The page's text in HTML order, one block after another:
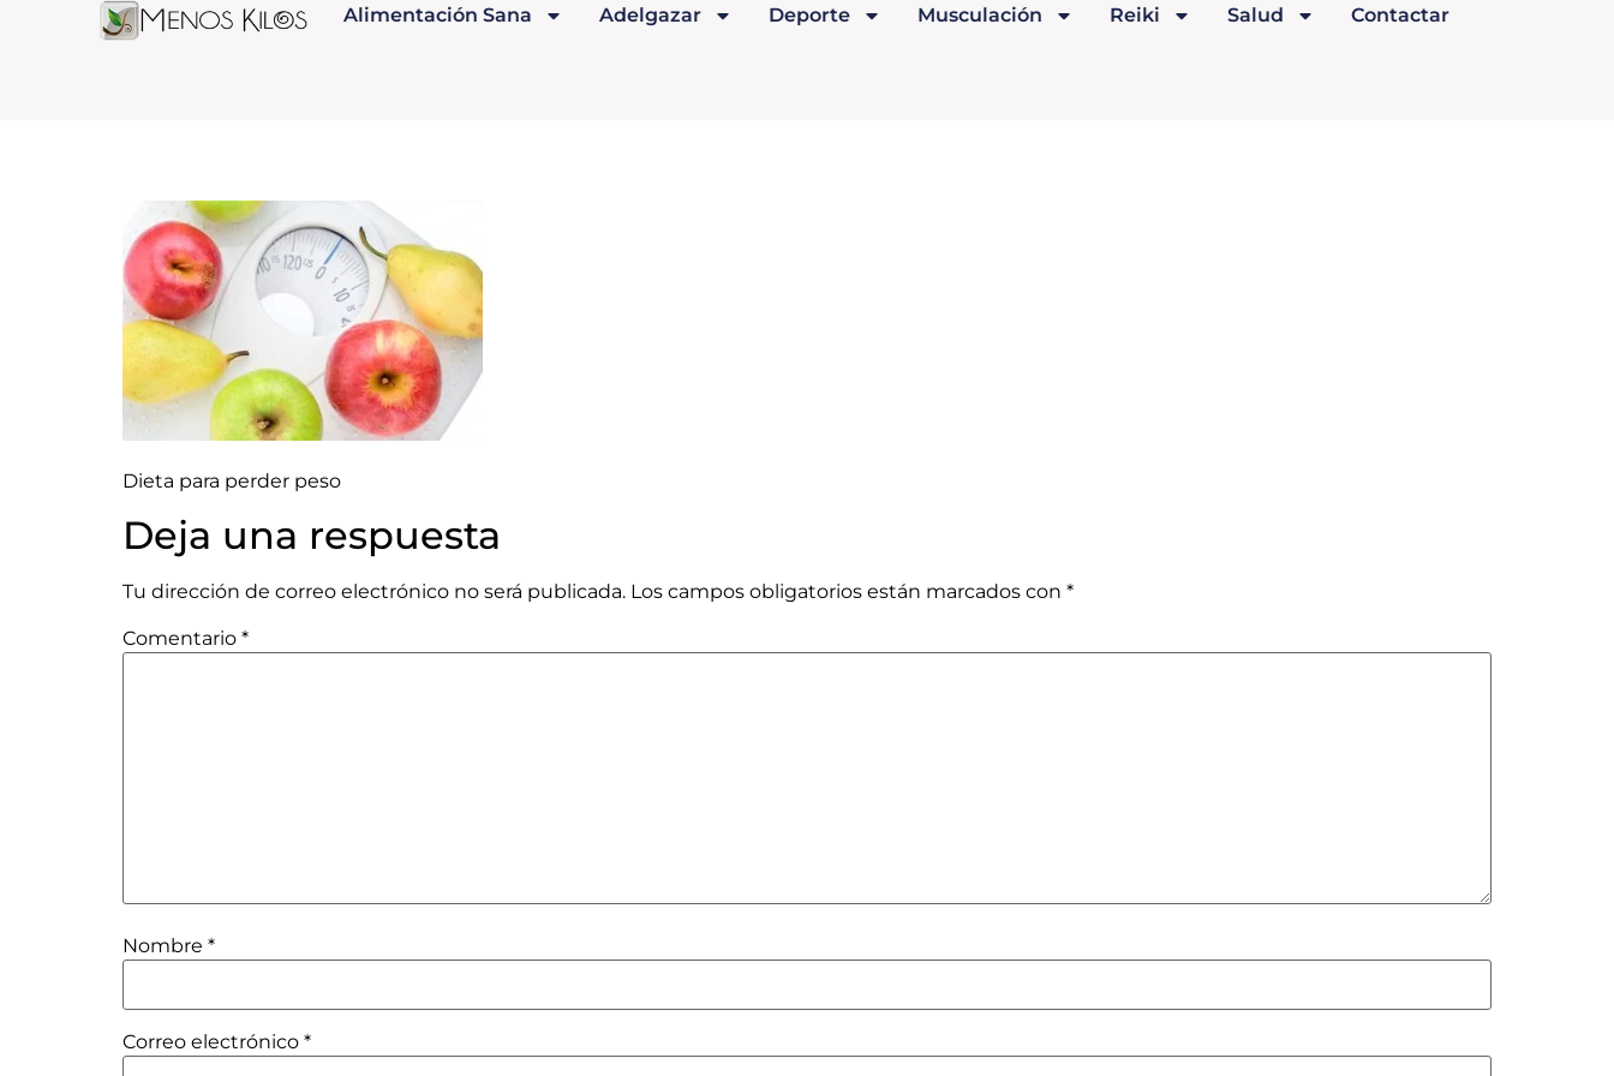
Alimentación Sana Adelgazar Deporte Musculación Reiki Salud Contactar
Dieta para perder peso
Deja una respuesta
Tu dirección de correo electrónico no será publicada. Los campos obligatorios están marcados con *
Comentario *
Nombre *
Correo electrónico *